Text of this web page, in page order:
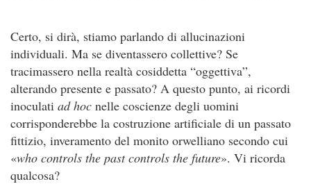
Certo, si dirà, stiamo parlando di allucinazioni
individuali. Ma se diventassero collettive? Se
tracimassero nella realtà cosiddetta “oggettiva”,
alterando presente e passato? A questo punto, ai ricordi
inoculati ad hoc nelle coscienze degli uomini
corrisponderebbe la costruzione artificiale di un passato
fittizio, inveramento del monito orwelliano secondo cui
«who controls the past controls the future». Vi ricorda
qualcosa?